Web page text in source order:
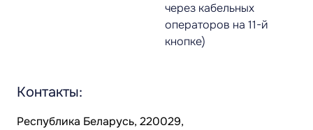
через кабельных
операторов на 11-й
кнопке)
Контакты:
Республика Беларусь, 220029,